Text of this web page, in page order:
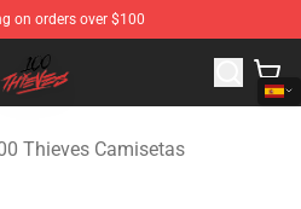
on orders over $100
100 Thieves Merchandise
Thieves Camisetas